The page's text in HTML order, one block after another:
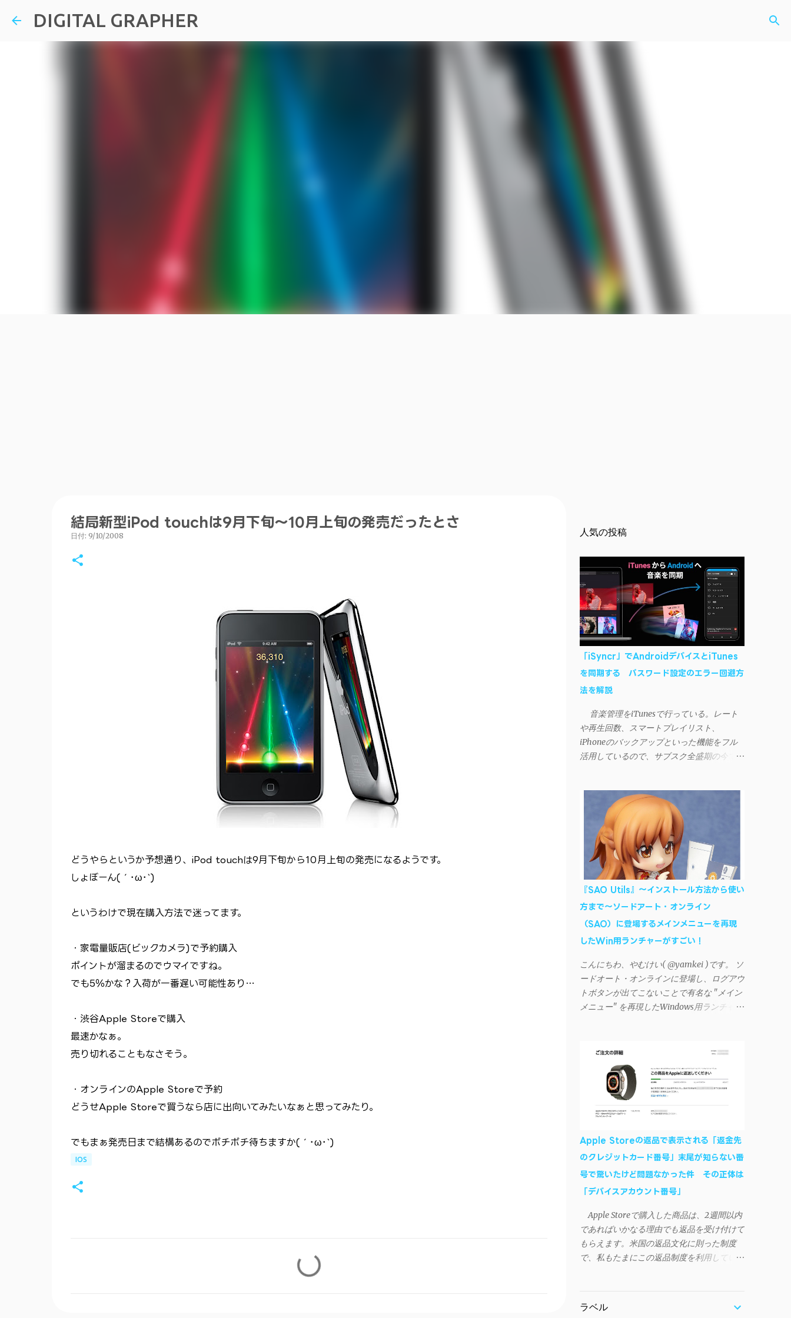
DIGITAL GRAPHER
結局新型iPod touchは9月下旬～10月上旬の発売だったとさ
日付: 9/10/2008
どうやらというか予想通り、iPod touchは9月下旬から10月上旬の発売になるようです。
しょぼーん(´･ω･`)
というわけで現在購入方法で迷ってます。
・家電量販店(ビックカメラ)で予約購入
ポイントが溜まるのでウマイですね。
でも5％かな？入荷が一番遅い可能性あり…
・渋谷Apple Storeで購入
最速かなぁ。
売り切れることもなさそう。
・オンラインのApple Storeで予約
どうせApple Storeで買うなら店に出向いてみたいなぁと思ってみたり。
でもまぁ発売日まで結構あるのでボチボチ待ちますか(´･ω･`)
IOS
人気の投稿
「iSyncr」でAndroidデバイスとiTunes
を同期する パスワード設定のエラー回避方
法を解説
音楽管理をiTunesで行っている。レート
や再生回数、スマートプレイリスト、
iPhoneのバックアップといった機能をフル
活用しているので、サブスク全盛期の今でも
AndroidデバイスにiTunesで管理している音
楽やプレイリストを転送したくなる場合もあ
る。 そんなときは「iSyncr」というサード
パーティー製のアプリを PC と Androidデバ
イス それぞれにインストールすれば、Wi-Fi
や USB接続 を通じて同期できるようにな
る。私も 2012年頃にAndroidウォークマン
を使い始めた頃から便利に活用させてもらっ
ていたのだが、2023年現在はiSyncrを使って
同期ができないという声を多数見かけるよう
になった。 具体的には、PC側のiSyncrア
に入力しようとすると、入力したパスワード
が保存されず、いつまでたっても再度入力を
促されるというもの。 この不具合を回避
するには、次の手順が有効だ。 Androidデバ
iTunesのプレイリストが表示され、同機機能
などが正常に動作すれば完了 一度この手
順を施せば、言語設定は日本語に戻しても
OKだ。これでWi-Fiを使った同期機能が使え
るようになる。USB接続による同期について
り、現時点で使えないようだ。諦めよう。
今回の不具合について、おそらくアプリの
組みが日本語環境でうまく動作しないことが
原因だ。 iSyncrを活用することで、
のカウントを活用できる。どうしても
iPhoneからAndroidスマートフォンに移行し
たい場合に役立つはずだ。
『SAO Utils』～インストール方法から使い
方まで～ソードアート・オンライン
（SAO）に登場するメインメニューを再現
したWin用ランチャーがすごい！
こんにちわ、やむけい( @yamkei )です。 ソ
ードオート・オンラインに登場し、ログアウ
トボタンが出てこないことで有名な "メイン
メニュー" を再現したWindows用ランチャー
素晴らしかったのでご紹介します。実際の動
作デモはこんな感じ↓ ニコニコ動画の"【自
作】ＳＡＯようなランチャーを開発しました
- SAO Utils"はこちら 効果音まで完全再現さ
ージ（英語） gpbeta.com - The SAO
Utilities Project – development log インスト
ール（導入）手順 1. 開発ページ の
Downloadsの項目から自分のOSにあったフ
ァイルをダウンロードする。
Windows（Windows2000, XP, Vista, Win7,
32 ビット版か 64 ビット版かを確認したい
） 2.ダウンロードしたファイルを解凍後、
（自分はProgram Filesの中に移動させちゃ
いました）フォルダの中にある SAO
ウンロードしましょう。 ダウンロードした
Apple Storeの返品で表示される「返金先
のクレジットカード番号」末尾が知らない番
号で驚いたけど問題なかった件 その正体は
「デバイスアカウント番号」
Apple Storeで購入した商品は、2週間以内
であればいかなる理由でも返品を受け付けて
もらえます。米国の返品文化に則った制度
で、私もたまにこの返品制度を利用していま
録したクレジットカードを使って決済してい
ラベル